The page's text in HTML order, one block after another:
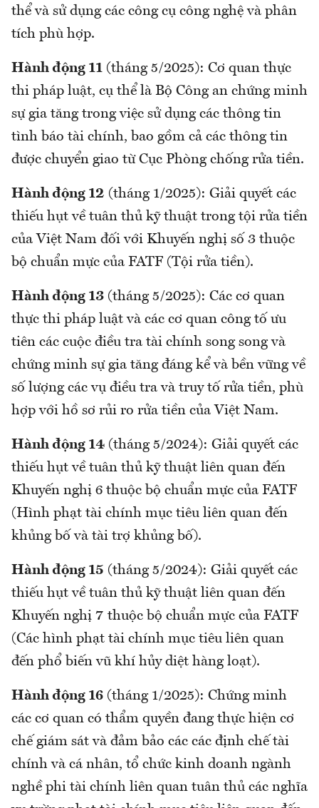
thể và sử dụng các công cụ công nghệ và phân
tích phù hợp.
Hành động 11 (tháng 5/2025): Cơ quan thực
thi pháp luật, cụ thể là Bộ Công an chứng minh
sự gia tăng trong việc sử dụng các thông tin
tình báo tài chính, bao gồm cả các thông tin
được chuyển giao từ Cục Phòng chống rửa tiền.
Hành động 12 (tháng 1/2025): Giải quyết các
thiếu hụt về tuân thủ kỹ thuật trong tội rửa tiền
của Việt Nam đối với Khuyến nghị số 3 thuộc
bộ chuẩn mực của FATF (Tội rửa tiền).
Hành động 13 (tháng 5/2025): Các cơ quan
thực thi pháp luật và các cơ quan công tố ưu
tiên các cuộc điều tra tài chính song song và
chứng minh sự gia tăng đáng kể và bền vững về
số lượng các vụ điều tra và truy tố rửa tiền, phù
hợp với hồ sơ rủi ro rửa tiền của Việt Nam.
Hành động 14 (tháng 5/2024): Giải quyết các
thiếu hụt về tuân thủ kỹ thuật liên quan đến
Khuyến nghị 6 thuộc bộ chuẩn mực của FATF
(Hình phạt tài chính mục tiêu liên quan đến
khủng bố và tài trợ khủng bố).
Hành động 15 (tháng 5/2024): Giải quyết các
thiếu hụt về tuân thủ kỹ thuật liên quan đến
Khuyến nghị 7 thuộc bộ chuẩn mực của FATF
(Các hình phạt tài chính mục tiêu liên quan
đến phổ biến vũ khí hủy diệt hàng loạt).
Hành động 16 (tháng 1/2025): Chứng minh
các cơ quan có thẩm quyền đang thực hiện cơ
chế giám sát và đảm bảo các các định chế tài
chính và cá nhân, tổ chức kinh doanh ngành
nghề phi tài chính liên quan tuân thủ các nghĩa